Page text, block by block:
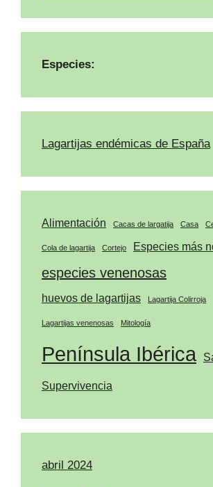
Especies:
Lagartijas endémicas de España
Alimentación Cacas de largatija Casa
Cola de lagartija Cortejo Especies más
especies venenosas
huevos de lagartijas Lagartija Colirroja
Lagartijas venenosas Mitología
Península Ibérica
Supervivencia
abril 2024